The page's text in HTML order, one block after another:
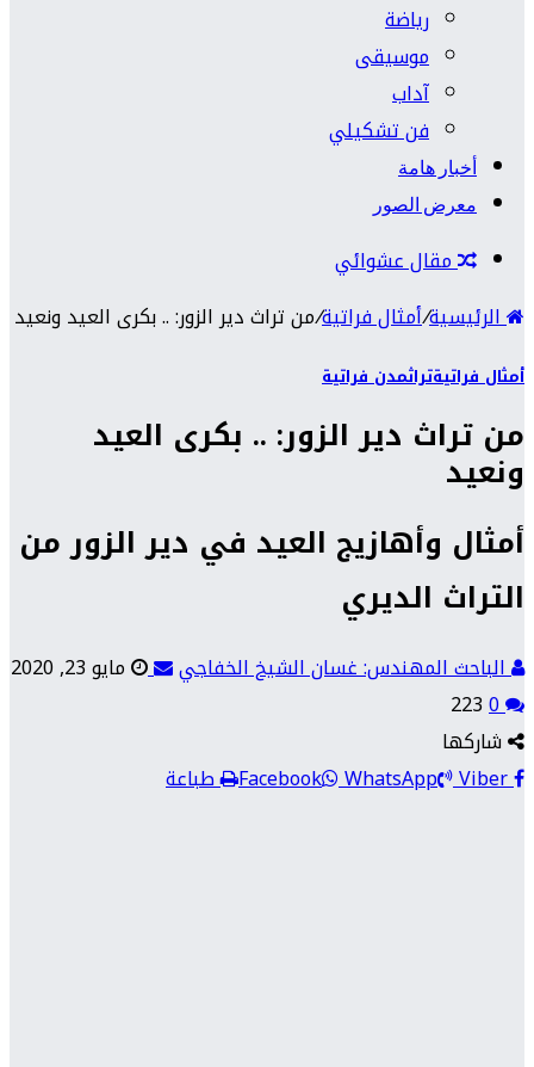
رياضة
موسيقى
آداب
فن تشكيلي
أخبار هامة
معرض الصور
مقال عشوائي
الرئيسية/أمثال فراتية/من تراث دير الزور: .. بكرى العيد ونعيد
أمثال فراتيةتراثمدن فراتية
من تراث دير الزور: .. بكرى العيد
ونعيد
أمثال وأهازيج العيد في دير الزور من
التراث الديري
الباحث المهندس: غسان الشيخ الخفاجي
مايو 23, 2020
0
شاركها
Facebook
WhatsApp Viber طباعة